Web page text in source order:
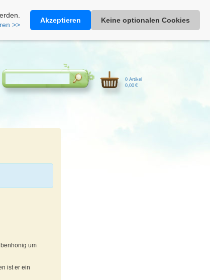
Heimathonig auf Facebook|Kunden-Login|Warenkorb
>>
Akzeptieren Keine optionalen Cookies
0 Artikel
0,00 €
um
ist er ein